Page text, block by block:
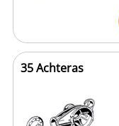
35 Achteras